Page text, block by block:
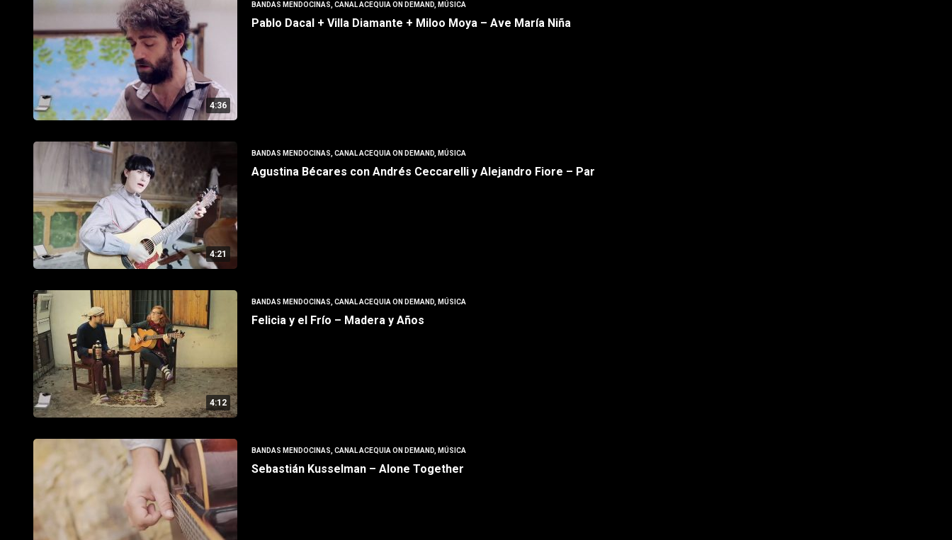
4:36
BANDAS MENDOCINAS CANAL ACEQUIA ON DEMAND MÚSICA
Pablo Dacal + Villa Diamante + Miloo Moya – Ave María Niña
4:21
BANDAS MENDOCINAS CANAL ACEQUIA ON DEMAND MÚSICA
Agustina Bécares con Andrés Ceccarelli y Alejandro Fiore – Par
4:12
BANDAS MENDOCINAS CANAL ACEQUIA ON DEMAND MÚSICA
Felicia y el Frío – Madera y Años
BANDAS MENDOCINAS CANAL ACEQUIA ON DEMAND MÚSICA
Sebastián Kusselman – Alone Together